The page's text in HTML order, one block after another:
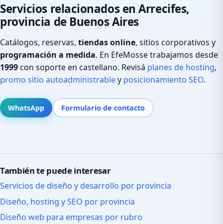
Servicios relacionados en Arrecifes,
provincia de Buenos Aires
Catálogos, reservas, tiendas online, sitios corporativos y
programación a medida. En EfeMosse trabajamos desde
1999con soporte en castellano. Revisá planes de hosting,
promo sitio autoadministrabley posicionamiento SEO.
WhatsApp Formulario de contacto
También te puede interesar
Servicios de diseño y desarrollo por provincia
Diseño, hosting y SEO por provincia
Diseño web para empresas por rubro